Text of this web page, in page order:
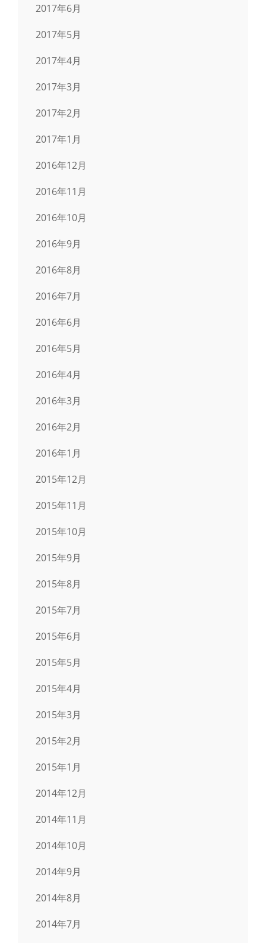
2017年6月
2017年5月
2017年4月
2017年3月
2017年2月
2017年1月
2016年12月
2016年11月
2016年10月
2016年9月
2016年8月
2016年7月
2016年6月
2016年5月
2016年4月
2016年3月
2016年2月
2016年1月
2015年12月
2015年11月
2015年10月
2015年9月
2015年8月
2015年7月
2015年6月
2015年5月
2015年4月
2015年3月
2015年2月
2015年1月
2014年12月
2014年11月
2014年10月
2014年9月
2014年8月
2014年7月